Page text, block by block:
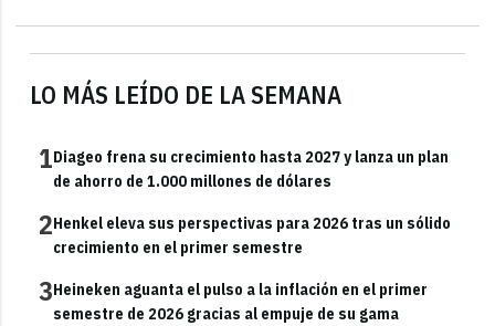
LO MÁS LEÍDO DE LA SEMANA
1Diageo frena su crecimiento hasta 2027 y lanza un plan
de ahorro de 1.000 millones de dólares
2Henkel eleva sus perspectivas para 2026 tras un sólido
crecimiento en el primer semestre
3Heineken aguanta el pulso a la inflación en el primer
semestre de 2026 gracias al empuje de su gama